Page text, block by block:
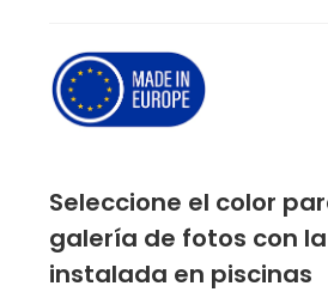
Seleccione el color
galería de fotos con
instalada en piscinas